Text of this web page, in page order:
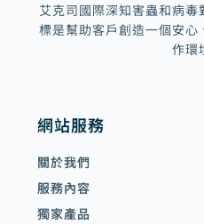
艾克司國際深知害蟲和病
標是幫助客戶創造一個安
作環
網站服務
關於我們
服務內容
獨家產品